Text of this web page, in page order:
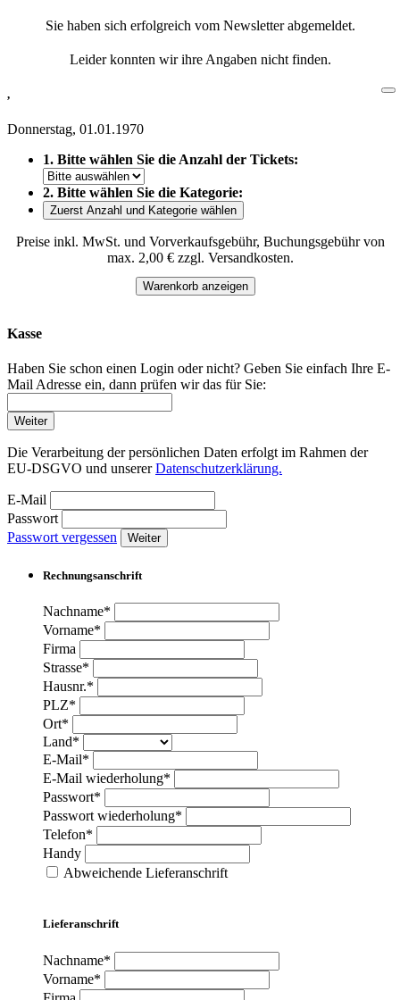
Sie haben sich erfolgreich vom Newsletter abgemeldet.
Leider konnten wir ihre Angaben nicht finden.
,
Donnerstag, 01.01.1970
1. Bitte wählen Sie die Anzahl der Tickets:
2. Bitte wählen Sie die Kategorie:
Zuerst Anzahl und Kategorie wählen
Preise inkl. MwSt. und Vorverkaufsgebühr, Buchungsgebühr von
max. 2,00 € zzgl. Versandkosten.
Warenkorb anzeigen
Kasse
Haben Sie schon einen Login oder nicht? Geben Sie einfach Ihre E-
Mail Adresse ein, dann prüfen wir das für Sie:
Weiter
Die Verarbeitung der persönlichen Daten erfolgt im Rahmen der
EU-DSGVO und unsererDatenschutzerklärung.
E-Mail
Passwort
Passwort vergessen
Weiter
Rechnungsanschrift
Nachname*
Vorname*
Firma
Strasse*
Hausnr.*
PLZ*
Ort*
Land*
E-Mail*
E-Mail wiederholung*
Passwort*
Passwort wiederholung*
Telefon*
Handy
Abweichende Lieferanschrift
Lieferanschrift
Nachname*
Vorname*